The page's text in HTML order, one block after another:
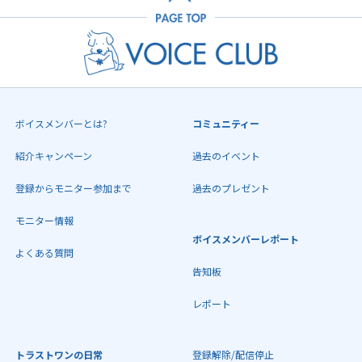
ボイスメンバーとは?
紹介キャンペーン
登録からモニター参加まで
モニター情報
よくある質問
コミュニティー
過去のイベント
過去のプレゼント
ボイスメンバーレポート
告知板
レポート
トラストワンの日常 登録解除/配信停止